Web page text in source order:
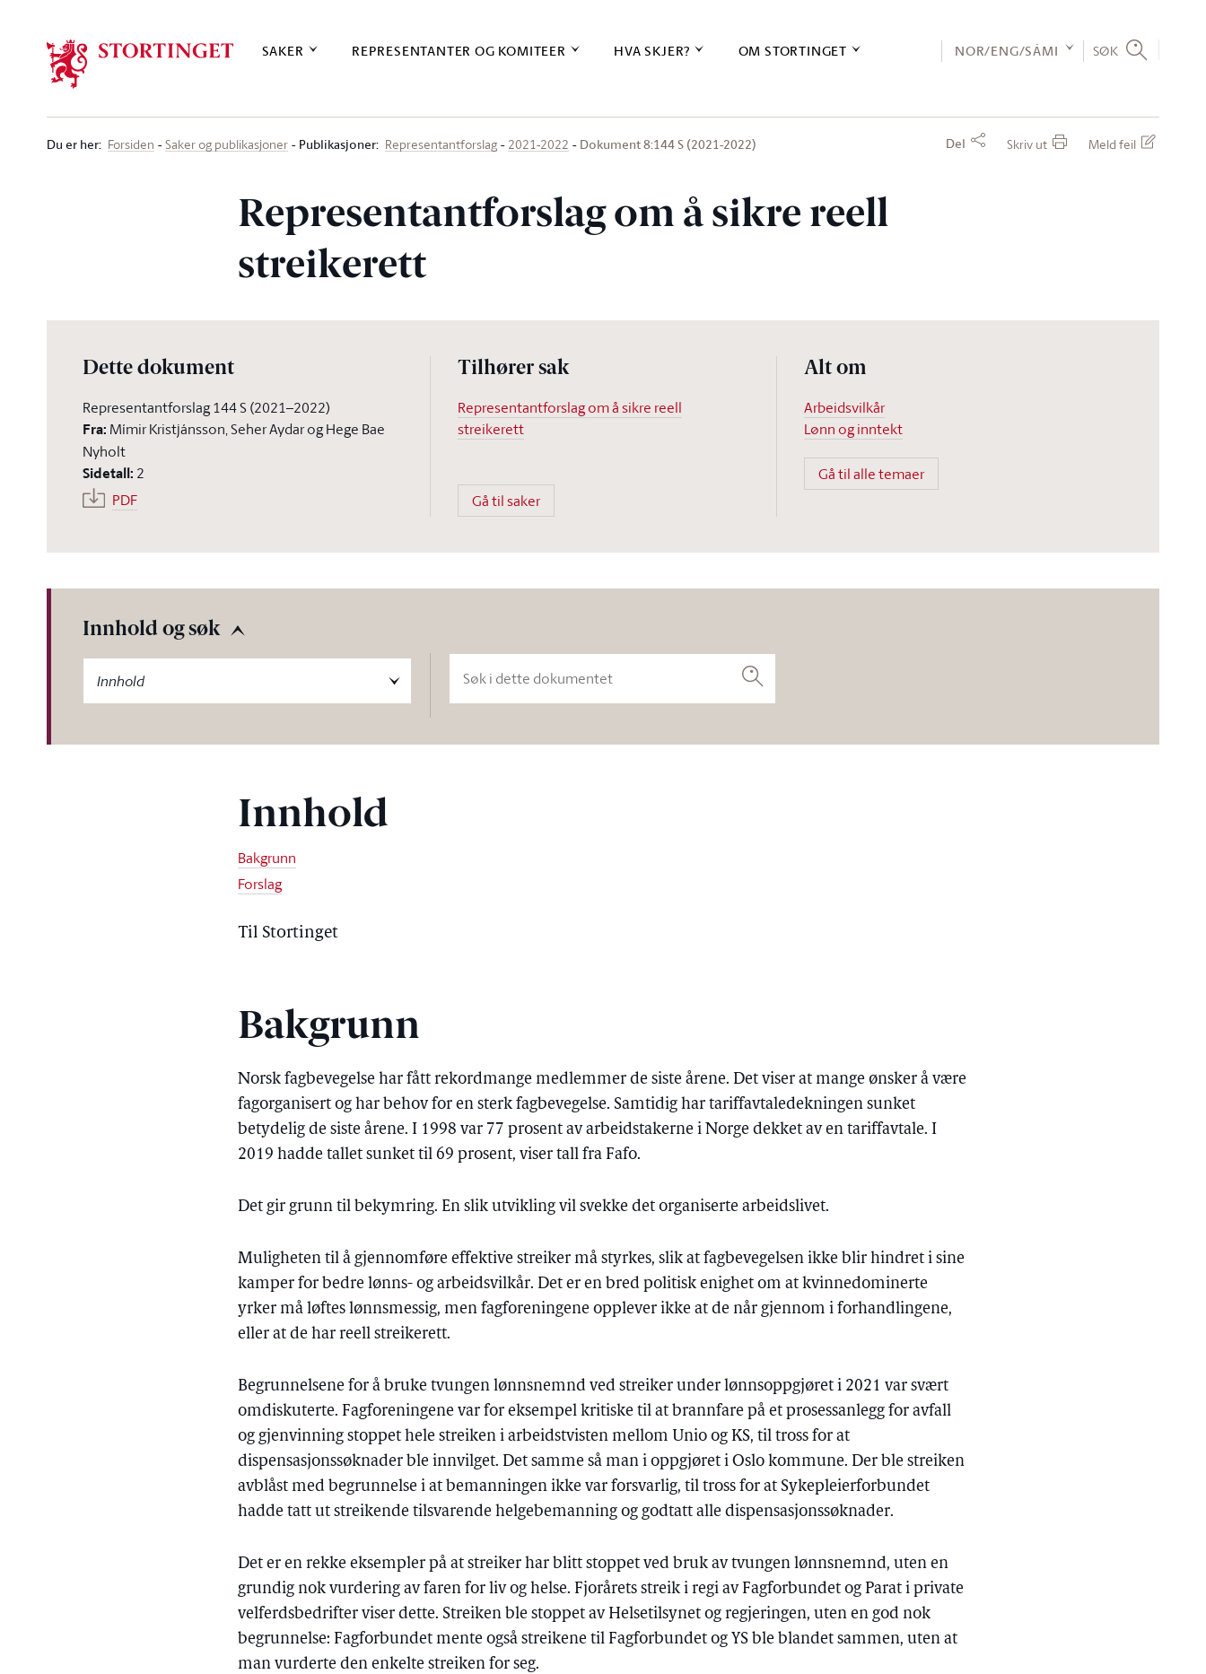
SAKER REPRESENTANTER OG KOMITEER HVA SKJER? OM STORTINGET NOR/ENG/SÁMI SØK
Du er her: Forsiden Saker og publikasjoner Publikasjoner: Representantforslag 2021-2022 Dokument 8:144 S (2021-2022) Del Skriv ut Meld feil
Representantforslag om å sikre reell
streikerett
Dette dokument
Representantforslag 144 S (2021–2022)
Fra: Mímir Kristjánsson, Seher Aydar og Hege Bae
Nyholt
Sidetall: 2
PDF
Tilhører sak
Representantforslag om å sikre reell
streikerett
Gå til saker
Alt om
Arbeidsvilkår
Lønn og inntekt
Gå til alle temaer
Innhold og søk
Innhold Søk
Innhold
Bakgrunn
Forslag
Til Stortinget
Bakgrunn
Norsk fagbevegelse har fått rekordmange medlemmer de siste årene. Det viser at mange ønsker å være
fagorganisert og har behov for en sterk fagbevegelse. Samtidig har tariffavtaledekningen sunket
betydelig de siste årene. I 1998 var 77 prosent av arbeidstakerne i Norge dekket av en tariffavtale. I
2019 hadde tallet sunket til 69 prosent, viser tall fra Fafo.
Det gir grunn til bekymring. En slik utvikling vil svekke det organiserte arbeidslivet.
Muligheten til å gjennomføre effektive streiker må styrkes, slik at fagbevegelsen ikke blir hindret i sine
kamper for bedre lønns- og arbeidsvilkår. Det er en bred politisk enighet om at kvinnedominerte
yrker må løftes lønnsmessig, men fagforeningene opplever ikke at de når gjennom i forhandlingene,
eller at de har reell streikerett.
Begrunnelsene for å bruke tvungen lønnsnemnd ved streiker under lønnsoppgjøret i 2021 var svært
omdiskuterte. Fagforeningene var for eksempel kritiske til at brannfare på et prosessanlegg for avfall
og gjenvinning stoppet hele streiken i arbeidstvisten mellom Unio og KS, til tross for at
dispensasjonssøknader ble innvilget. Det samme så man i oppgjøret i Oslo kommune. Der ble streiken
avblåst med begrunnelse i at bemanningen ikke var forsvarlig, til tross for at Sykepleierforbundet
hadde tatt ut streikende tilsvarende helgebemanning og godtatt alle dispensasjonssøknader.
Det er en rekke eksempler på at streiker har blitt stoppet ved bruk av tvungen lønnsnemnd, uten en
grundig nok vurdering av faren for liv og helse. Fjorårets streik i regi av Fagforbundet og Parat i private
velferdsbedrifter viser dette. Streiken ble stoppet av Helsetilsynet og regjeringen, uten en god nok
begrunnelse: Fagforbundet mente også streikene til Fagforbundet og YS ble blandet sammen, uten at
man vurderte den enkelte streiken for seg.